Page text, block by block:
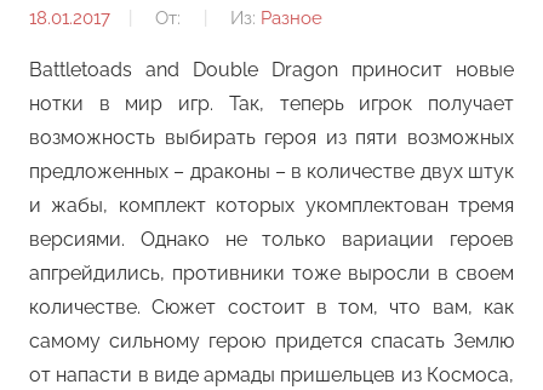
18.01.2017 От: Из: Разное
Battletoads and Double Dragon приносит новые
нотки в мир игр. Так, теперь игрок получает
возможность выбирать героя из пяти возможных
предложенных – драконы – в количестве двух штук
и жабы, комплект которых укомплектован тремя
версиями. Однако не только вариации героев
апгрейдились, противники тоже выросли в своем
количестве. Сюжет состоит в том, что вам, как
самому сильному герою придется спасать Землю
от напасти в виде армады пришельцев из Космоса,